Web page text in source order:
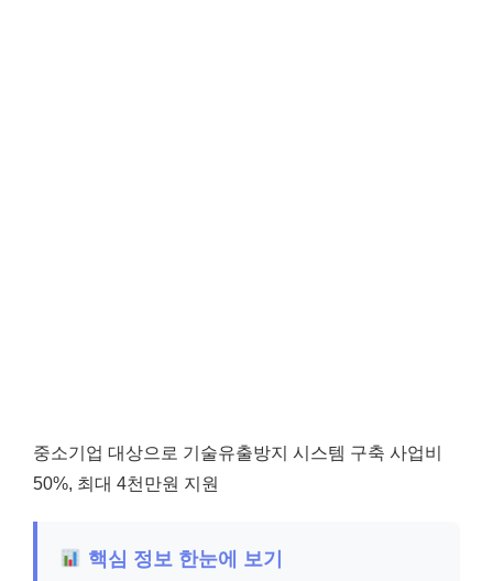
중소기업 대상으로 기술유출방지 시스템 구축 사업비
50%, 최대 4천만원 지원
핵심 정보 한눈에 보기